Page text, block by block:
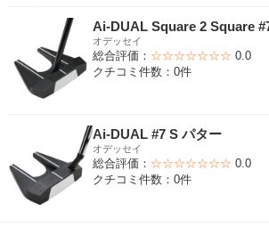
Ai-DUAL Square 2 Square
オデッセイ
総合評価： ☆☆☆☆☆☆☆ 0.0
クチコミ件数：0件
Ai-DUAL #7 S パター
オデッセイ
総合評価： ☆☆☆☆☆☆☆ 0.0
クチコミ件数：0件